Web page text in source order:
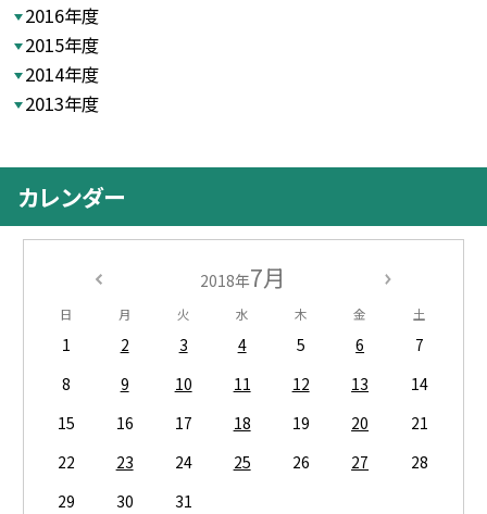
2016年度
2015年度
2014年度
2013年度
カレンダー
2018年7月
日 月 火 水 木 金 土
1 2 3 4 5 6
7
8
9 10 11 12 13
14
15
16 17 18 19 20
21
22
23 24 25 26 27
28
29
30 31